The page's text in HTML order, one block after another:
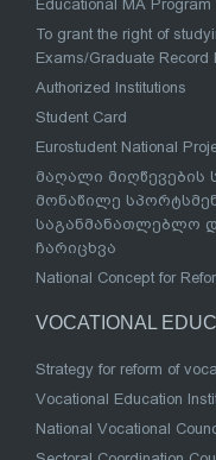
Educational MA Program
To grant the right of
Exams/Graduate Record
Authorized Institutions
Student Card
Eurostudent National
მაღალი მიღწევების
მონაწილე
საგანმანათლებლო
ჩარიცხვა
National Concept for
VOCATIONAL
Strategy for reform of
Vocational Education
National Vocational